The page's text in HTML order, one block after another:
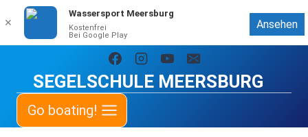
springen
SEGELSCHULE MEERSBURG
Go boating!
✕
Wassersport Meersburg
Kostenfrei
Bei Google Play
Ansehen